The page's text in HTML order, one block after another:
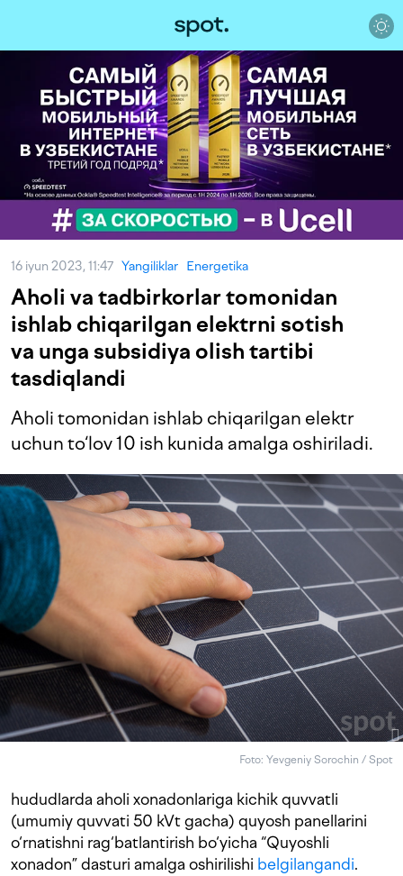
16 iyun 2023, 11:47 Yangiliklar Energetika
Aholi va tadbirkorlar tomonidan
ishlab chiqarilgan elektrni sotish
va unga subsidiya olish tartibi
tasdiqlandi
Aholi tomonidan ishlab chiqarilgan elektr
uchun to‘lov 10 ish kunida amalga oshiriladi.
Foto: Yevgeniy Sorochin / Spot
hududlarda aholi xonadonlariga kichik quvvatli
(umumiy quvvati 50 kVt gacha) quyosh panellarini
o‘rnatishni rag‘batlantirish bo‘yicha “Quyoshli
xonadon” dasturi amalga oshirilishi belgilangandi.